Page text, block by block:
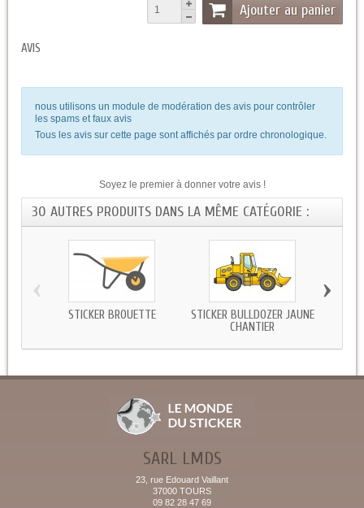
Ajouter au panier
AVIS
nous utilisons un module de modération des avis pour contrôler
les spams et faux avis
Tous les avis sur cette page sont affichés par ordre chronologique.
Soyez le premier à donner votre avis !
30 AUTRES PRODUITS DANS LA MÊME CATÉGORIE :
STICKER BROUETTE
STICKER BULLDOZER JAUNE
CHANTIER
‹ ›
SARL LMDS
23, rue Edouard Vaillant
37000 TOURS
09 82 28 47 69